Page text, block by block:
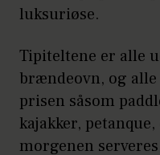
luksuriøse.
Tipiteltene er alle
brændeovn, og
prisen såsom
kajakker,
morgenen